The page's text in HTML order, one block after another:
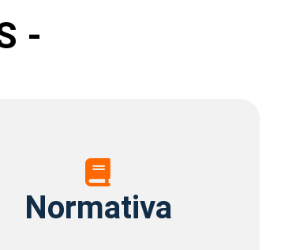
-
Normativa